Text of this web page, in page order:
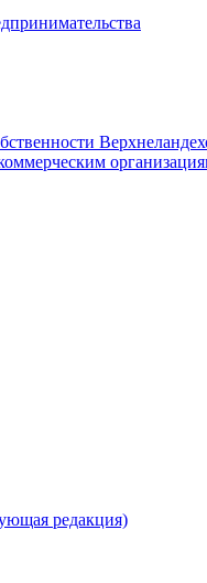
редакция)